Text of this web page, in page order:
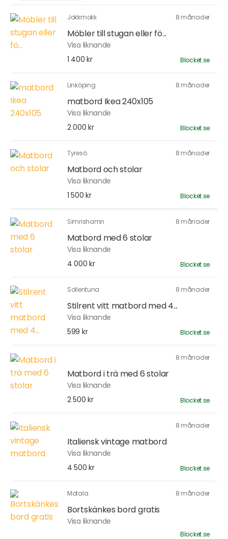
Jokkmokk 8 månader
Möbler till stugan eller fö...
Visa liknande
1 400 kr
Blocket.se
Linköping 8 månader
matbord Ikea 240x105
Visa liknande
2 000 kr
Blocket.se
Tyresö 8 månader
Matbord och stolar
Visa liknande
1 500 kr
Blocket.se
Simrishamn 8 månader
Matbord med 6 stolar
Visa liknande
4 000 kr
Blocket.se
Sollentuna 8 månader
Stilrent vitt matbord med 4...
Visa liknande
599 kr
Blocket.se
8 månader
Matbord i trä med 6 stolar
Visa liknande
2 500 kr
Blocket.se
8 månader
Italiensk vintage matbord
Visa liknande
4 500 kr
Blocket.se
Motala 8 månader
Bortskänkes bord gratis
Visa liknande
Blocket.se